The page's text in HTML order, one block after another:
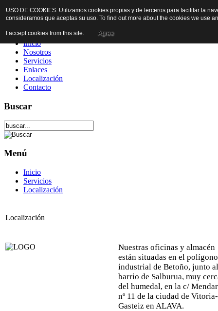
Inicio
Nosotros
Servicios
Enlaces
Localización
Contacto
Buscar
Menú
Inicio
Servicios
Localización
Localización
Nuestras oficinas y almacén
están situadas en el polígono
industrial de Betoño, junto al
barrio de Salburua, muy
del humedal, en la c/
nº 11 de la ciudad de Vitoria-
Gasteiz en ALAVA.
USO DE COOKIES. Utilizamos cookies propias y de terceros para facilitar la
consideramos que aceptas su uso. To find out more about the cookies we use
I accept cookies from this site. Agree